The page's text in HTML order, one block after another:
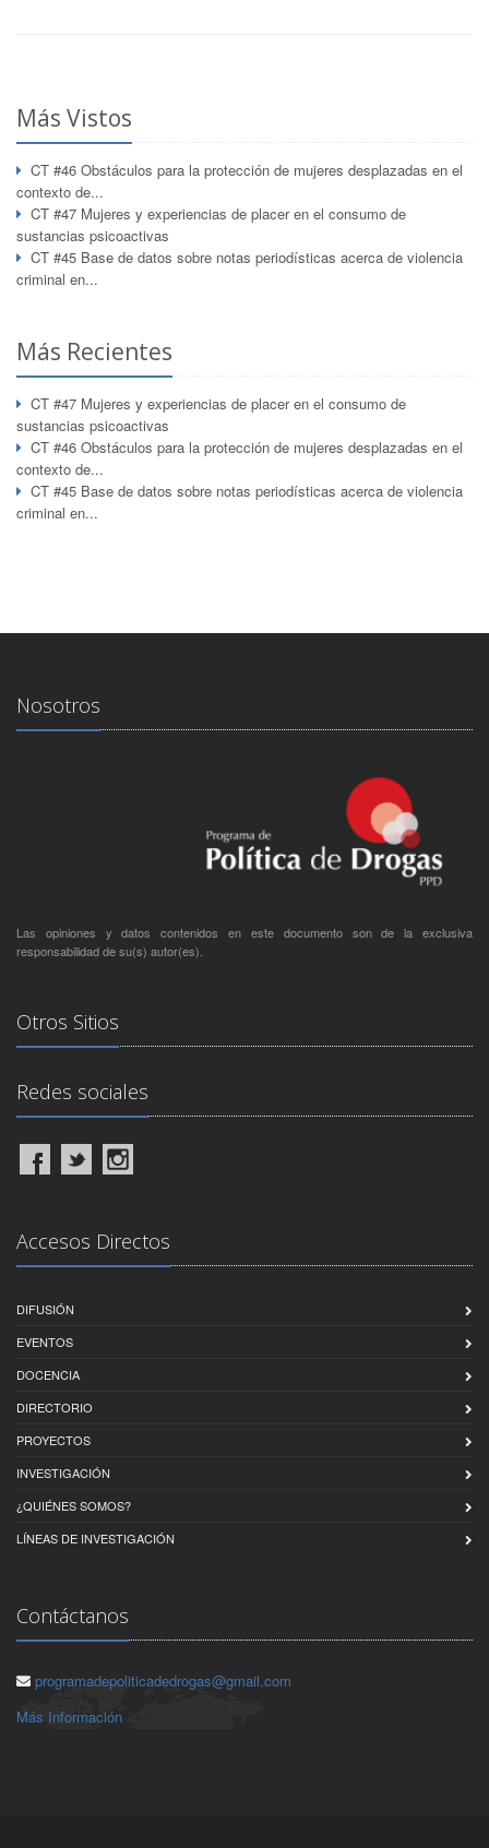
Más Vistos
CT #46 Obstáculos para la protección de mujeres desplazadas en el
contexto de...
CT #47 Mujeres y experiencias de placer en el consumo de
sustancias psicoactivas
CT #45 Base de datos sobre notas periodísticas acerca de violencia
criminal en...
Más Recientes
CT #47 Mujeres y experiencias de placer en el consumo de
sustancias psicoactivas
CT #46 Obstáculos para la protección de mujeres desplazadas en el
contexto de...
CT #45 Base de datos sobre notas periodísticas acerca de violencia
criminal en...
Nosotros
Las opiniones y datos contenidos en este documento son de la exclusiva
responsabilidad de su(s) autor(es).
Otros Sitios
Redes sociales
Accesos Directos
DIFUSIÓN
EVENTOS
DOCENCIA
DIRECTORIO
PROYECTOS
INVESTIGACIÓN
¿QUIÉNES SOMOS?
LÍNEAS DE INVESTIGACIÓN
Contáctanos
programadepoliticadedrogas@gmail.com
Más Información